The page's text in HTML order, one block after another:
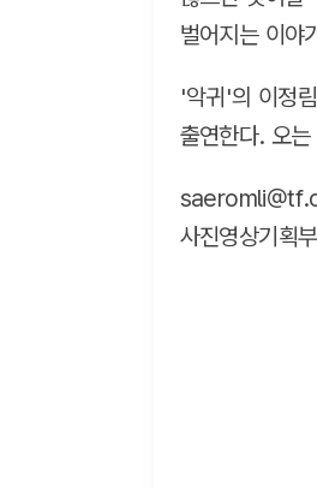
벌어지는 이야
'악귀'의 이정
출연한다. 오
사진영상기